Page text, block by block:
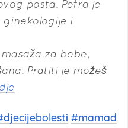
posta. Petra je
ginekologije i
za bebe,
Pratiti je možeš
#mamad